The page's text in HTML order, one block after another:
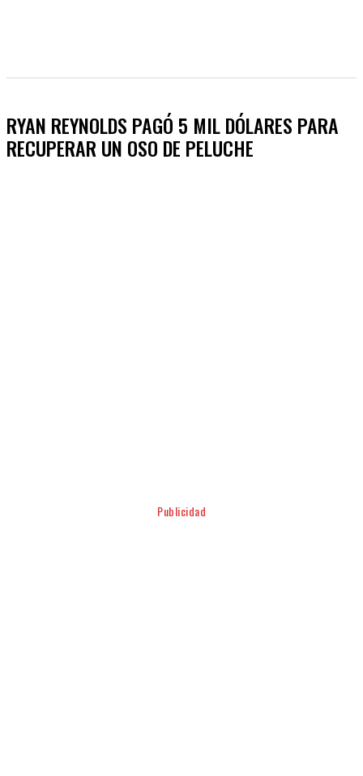
RYAN REYNOLDS PAGÓ 5 MIL DÓLARES PARA
RECUPERAR UN OSO DE PELUCHE
Publicidad